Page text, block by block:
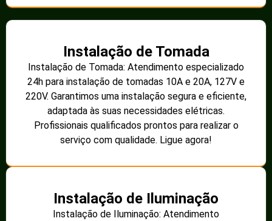
Instalação de Tomada
Instalação de Tomada: Atendimento especializado
24h para instalação de tomadas 10A e 20A, 127V e
220V. Garantimos uma instalação segura e eficiente,
adaptada às suas necessidades elétricas.
Profissionais qualificados prontos para realizar o
serviço com qualidade. Ligue agora!
Instalação de Iluminação
Instalação de Iluminação: Atendimento